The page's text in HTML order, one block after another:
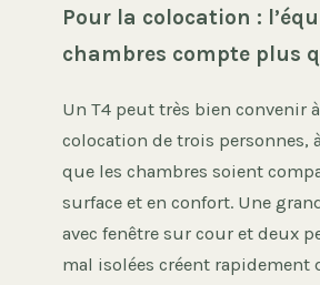
Pour la colocation :
chambres compte plus
Un T4 peut très bien convenir
colocation de trois personnes,
que les chambres soient
surface et en confort. Une
avec fenêtre sur cour et deux
mal isolées créent rapidement